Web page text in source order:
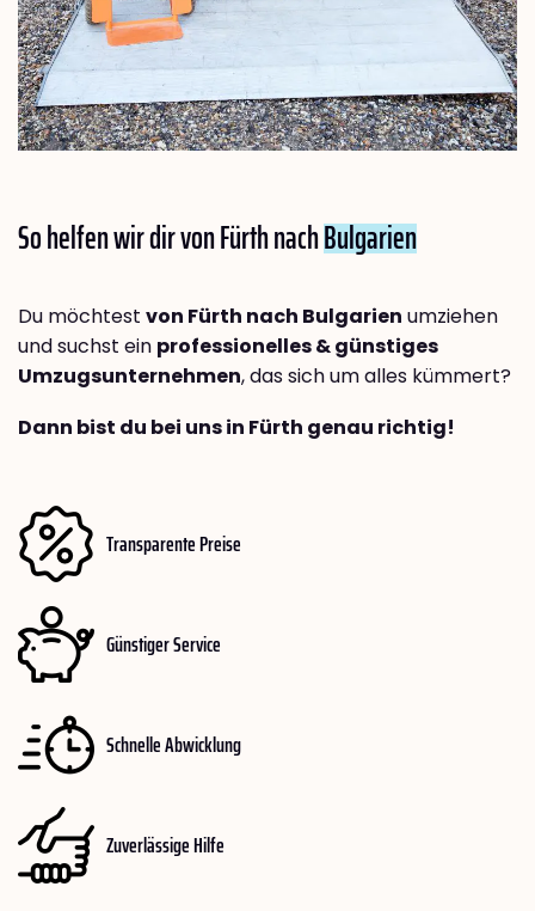
So helfen wir dir von Fürth nachBulgarien
Du möchtest von Fürth nach Bulgarien umziehen
und suchst ein professionelles & günstiges
Umzugsunternehmen, das sich um alles kümmert?
Dann bist du bei uns in Fürth genau richtig!
Transparente Preise
Günstiger Service
Schnelle Abwicklung
Zuverlässige Hilfe